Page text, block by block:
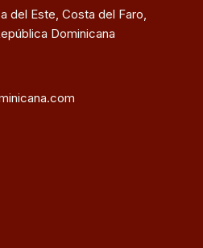
del Este, Costa del Faro,
Dominicana